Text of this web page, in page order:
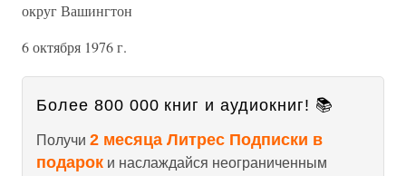
округ Вашингтон
6 октября 1976 г.
Более 800 000 книг и аудиокниг! 📚
Получи 2 месяца Литрес Подписки в
подарок и наслаждайся неограниченным